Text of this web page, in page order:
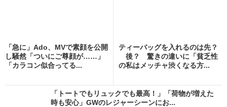
「急に」Ado、MVで素顔を公開
し騒然「ついにご尊顔が……」
「カラコン似合ってる...
ティーバッグを入れるのは先？
後？ 驚きの違いに「貧乏性
の私はメッチャ渋くなる方...
「トートでもリュックでも最高！」「荷物が増えた
時も安心」GWのレジャーシーンにお...